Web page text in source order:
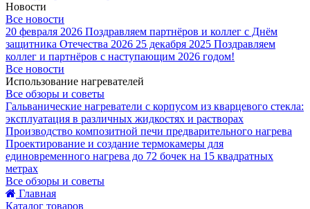
Новости
Все новости
20 февраля 2026 Поздравляем партнёров и коллег с Днём
защитника Отечества 2026 25 декабря 2025 Поздравляем
коллег и партнёров с наступающим 2026 годом!
Все новости
Использование нагревателей
Все обзоры и советы
Гальванические нагреватели с корпусом из кварцевого стекла:
эксплуатация в различных жидкостях и растворах
Производство композитной печи предварительного нагрева
Проектирование и создание термокамеры для
единовременного нагрева до 72 бочек на 15 квадратных
метрах
Все обзоры и советы
Главная
Каталог товаров